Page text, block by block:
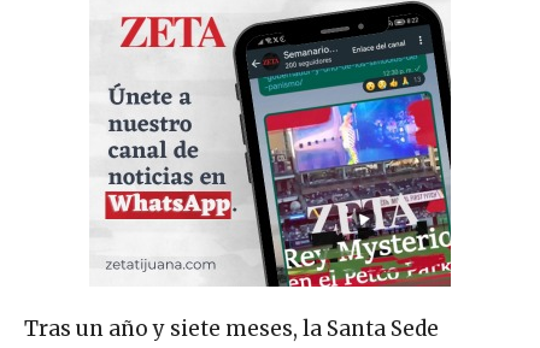
Tras un año y siete meses, la Santa Sede